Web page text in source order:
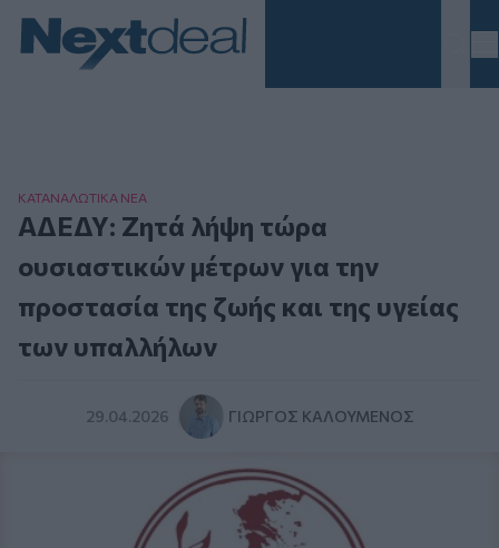
ΚΑΤΑΝΑΛΩΤΙΚA ΝΕΑ
ΑΔΕΔΥ: Ζητά λήψη τώρα
ουσιαστικών μέτρων για την
προστασία της ζωής και της υγείας
των υπαλλήλων
29.04.2026 ΓΙΏΡΓΟΣ ΚΑΛΟΎΜΕΝΟΣ